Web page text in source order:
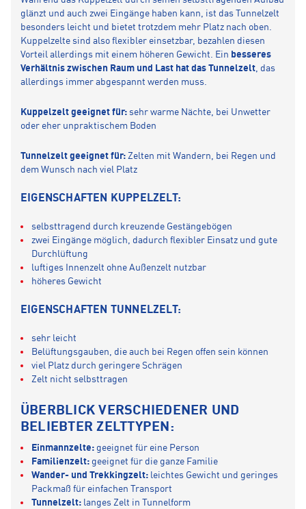
glänzt und auch zwei Eingänge haben kann, ist das Tunnelzelt
besonders leicht und bietet trotzdem mehr Platz nach oben.
Kuppelzelte sind also flexibler einsetzbar, bezahlen diesen
Vorteil allerdings mit einem höheren Gewicht. Ein besseres
Verhältnis zwischen Raum und Last hat das Tunnelzelt, das
allerdings immer abgespannt werden muss.
Kuppelzelt geeignet für: sehr warme Nächte, bei Unwetter
oder eher unpraktischem Boden
Tunnelzelt geeignet für: Zelten mit Wandern, bei Regen und
dem Wunsch nach viel Platz
EIGENSCHAFTEN KUPPELZELT:
selbsttragend durch kreuzende Gestängebögen
zwei Eingänge möglich, dadurch flexibler Einsatz und gute
Durchlüftung
luftiges Innenzelt ohne Außenzelt nutzbar
höheres Gewicht
EIGENSCHAFTEN TUNNELZELT:
sehr leicht
Belüftungsgauben, die auch bei Regen offen sein können
viel Platz durch geringere Schrägen
Zelt nicht selbsttragen
ÜBERBLICK VERSCHIEDENER UND
BELIEBTER ZELTTYPEN:
Einmannzelte: geeignet für eine Person
Familienzelt: geeignet für die ganze Familie
Wander- und Trekkingzelt: leichtes Gewicht und geringes
Packmaß für einfachen Transport
Tunnelzelt: langes Zelt in Tunnelform